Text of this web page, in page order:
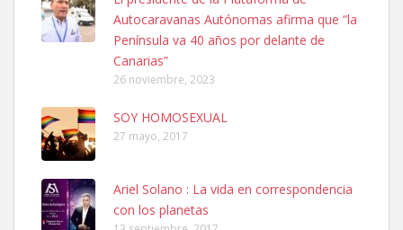
PERRO MACHO RAZA SHIBA CON MICROCHIP PERDIDO HOY
06/07/2025 ZONA MESA Y LOPEZ. ES MUY ASUSTADIZO
Leales.org » Gran Canaria
6.7.2025
Ninfa perdida
El día 5 se los perdió una ninfa papillera, asustada tiene miedo a la
Autocaravanas Autónomas afirma que “la
Península va 40 años por delante de
Canarias”
26 noviembre, 2023
SOY HOMOSEXUAL
27 mayo, 2017
Ariel Solano : La vida en correspondencia
con los planetas